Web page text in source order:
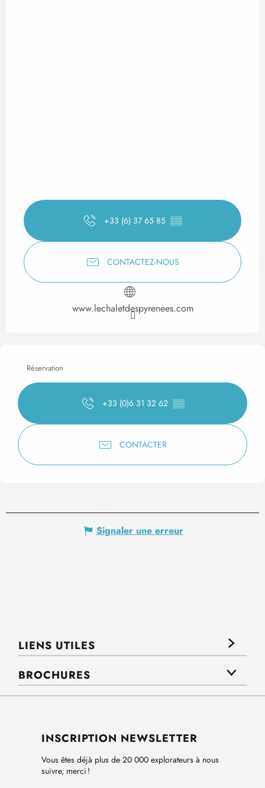
+33 (6) 37 65 85 ▒▒
CONTACTEZ-NOUS
www.lechaletdespyrenees.com
Réservation
+33 (0)6 31 32 62 ▒▒
CONTACTER
Signaler une erreur
LIENS UTILES
BROCHURES
INSCRIPTION NEWSLETTER
Vous êtes déjà plus de 20 000 explorateurs à nous
suivre, merci !